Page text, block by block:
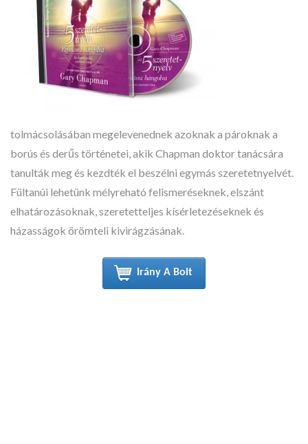
tolmácsolásában megelevenednek azoknak a pároknak a
borús és derűs történetei, akik Chapman doktor tanácsára
tanulták meg és kezdték el beszélni egymás szeretetnyelvét.
Fültanúi lehetünk mélyreható felismeréseknek, elszánt
elhatározásoknak, szeretetteljes kísérletezéseknek és
házasságok örömteli kivirágzásának.
Irány A Bolt